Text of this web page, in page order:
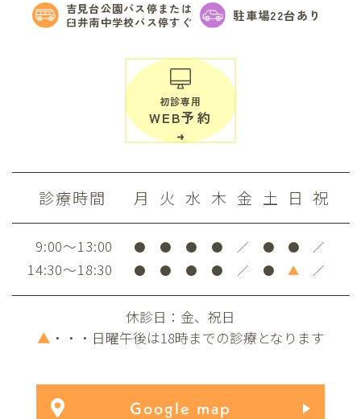
吉見台公園バス停または
臼井南中学校バス停すぐ
駐車場22台あり
初診専用
WEB予約
診療時間 月 火 水 木 金 土 日 祝
9:00～13:00 ● ● ● ● ／ ● ● ／
14:30～18:30 ● ● ● ● ／ ● ▲ ／
休診日：金、祝日
▲ ・・・日曜午後は18時までの診療となります
Google map